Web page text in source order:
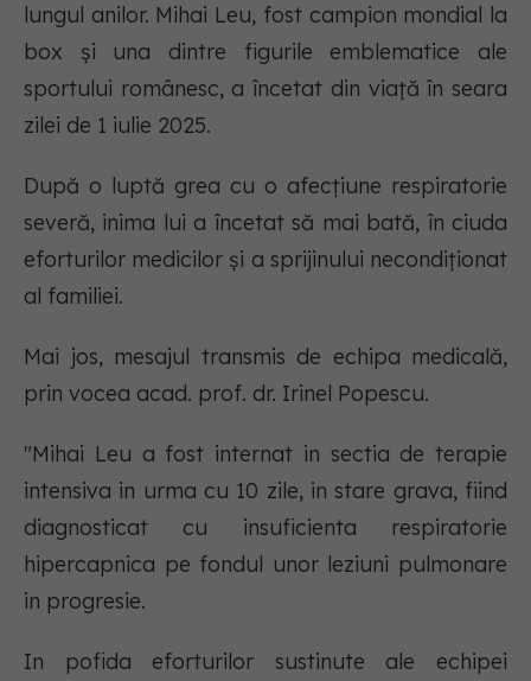
lungul anilor. Mihai Leu, fost campion mondial la
box și una dintre figurile emblematice ale
sportului românesc, a încetat din viață în seara
zilei de 1 iulie 2025.
După o luptă grea cu o afecțiune respiratorie
severă, inima lui a încetat să mai bată, în ciuda
eforturilor medicilor și a sprijinului necondiționat
al familiei.
Mai jos, mesajul transmis de echipa medicală,
prin vocea acad. prof. dr. Irinel Popescu.
"Mihai Leu a fost internat in sectia de terapie
intensiva in urma cu 10 zile, in stare grava, fiind
diagnosticat cu insuficienta respiratorie
hipercapnica pe fondul unor leziuni pulmonare
in progresie.
In pofida eforturilor sustinute ale echipei